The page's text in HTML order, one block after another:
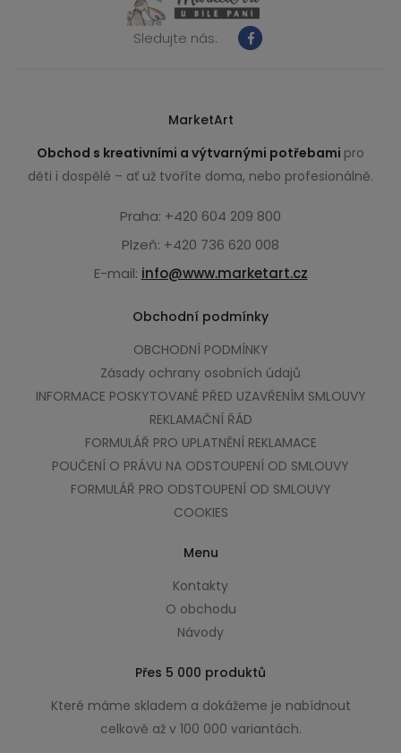
Sledujte nás:
MarketArt
Obchod s kreativními a výtvarnými potřebami pro
děti i dospělé – ať už tvoříte doma, nebo profesionálně.
Praha: +420 604 209 800
Plzeň: +420 736 620 008
E-mail: info@www.marketart.cz
Obchodní podmínky
OBCHODNÍ PODMÍNKY
Zásady ochrany osobních údajů
INFORMACE POSKYTOVANÉ PŘED UZAVŘENÍM SMLOUVY
REKLAMAČNÍ ŘÁD
FORMULÁŘ PRO UPLATNĚNÍ REKLAMACE
POUČENÍ O PRÁVU NA ODSTOUPENÍ OD SMLOUVY
FORMULÁŘ PRO ODSTOUPENÍ OD SMLOUVY
COOKIES
Menu
Kontakty
O obchodu
Návody
Přes 5 000 produktů
Které máme skladem a dokážeme je nabídnout
celkově až v 100 000 variantách.